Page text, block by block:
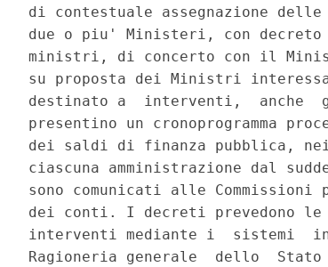
di contestuale assegnazione
due o piu' Ministeri, con
ministri, di concerto con il
su proposta dei Ministri
destinato a  interventi,  anche
presentino un cronoprogramma
dei saldi di finanza pubblica,
ciascuna amministrazione dal
sono comunicati alle
dei conti. I decreti prevedono
interventi mediante i  sistemi
Ragioneria generale  dello